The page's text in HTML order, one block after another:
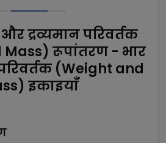
द्रव्यमान परिवर्तक
रूपांतरण - भार
(Weight and
इकाइयाँ